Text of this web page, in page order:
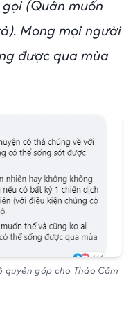
(Quân muốn
Mong mọi người
được qua mùa
quyên góp cho Thảo Cầm